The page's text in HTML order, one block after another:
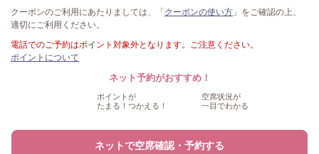
クーポンのご利用にあたりましては、「 クーポンの使い方 」をご確認の上、
適切にご利用ください。
電話でのご予約はポイント対象外となります。ご注意ください。
ポイントについて
ネット予約がおすすめ！
ポイントが
たまる！つかえる！
空席状況が
一目でわかる
ネットで空席確認・予約する